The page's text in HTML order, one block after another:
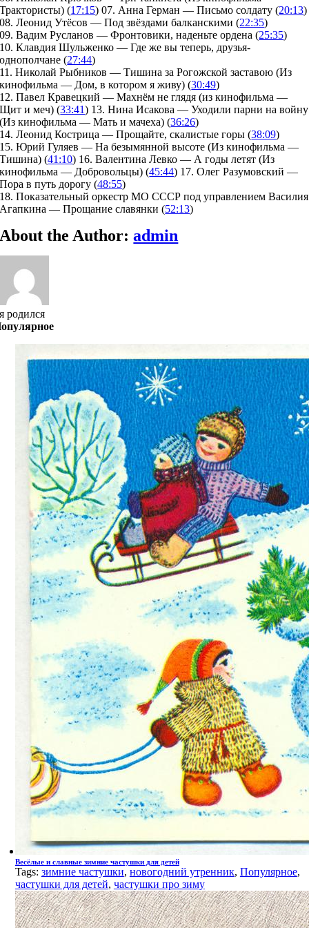
Трактористы) (17:15) 07. Анна Герман — Письмо солдату (20:13)
08. Леонид Утёсов — Под звёздами балканскими (22:35)
09. Вадим Русланов — Фронтовики, наденьте ордена (25:35)
10. Клавдия Шульженко — Где же вы теперь, друзья-
однополчане (27:44)
11. Николай Рыбников — Тишина за Рогожской заставою (Из
кинофильма — Дом, в котором я живу) (30:49)
12. Павел Кравецкий — Махнём не глядя (из кинофильма —
Щит и меч) (33:41) 13. Нина Исакова — Уходили парни на войну
(Из кинофильма — Мать и мачеха) (36:26)
14. Леонид Кострица — Прощайте, скалистые горы (38:09)
15. Юрий Гуляев — На безымянной высоте (Из кинофильма —
Тишина) (41:10) 16. Валентина Левко — А годы летят (Из
кинофильма — Добровольцы) (45:44) 17. Олег Разумовский —
Пора в путь дорогу (48:55)
18. Показательный оркестр МО СССР под управлением Василия
Агапкина — Прощание славянки (52:13)
About the Author:admin
я родился
Весёлые и славные зимние частушки для детей
Tags: зимние частушки, новогодний утренник, Популярное,
частушки для детей, частушки про зиму